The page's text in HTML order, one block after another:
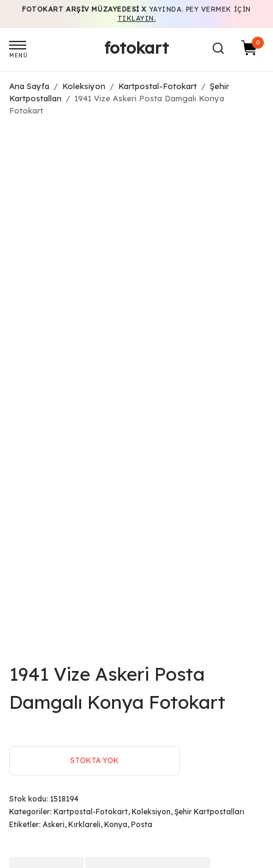
FOTOKART ARŞIV MÜZAYEDESI X YAYINDA. PEY VERMEK IÇIN
TIKLAYIN.
MENÜ fotokart 0
Ana Sayfa / Koleksiyon / Kartpostal-Fotokart / Şehir
Kartpostalları
/ 1941 Vize Askeri Posta Damgalı Konya
Fotokart
1941 Vize Askeri Posta
Damgalı Konya Fotokart
STOKTA YOK
Stok kodu: 1518194
Kategoriler: Kartpostal-Fotokart, Koleksiyon, Şehir Kartpostalları
Etiketler: Askeri, Kırklareli, Konya, Posta